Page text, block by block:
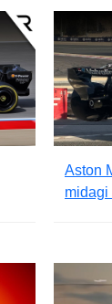
Aston
midagi